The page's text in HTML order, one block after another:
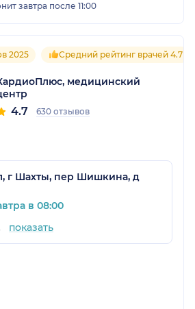
завтра после 11:00
2025 Средний рейтинг врачей 4.7
медицинский
4.7 630 отзывов
г Шахты, пер Шишкина, д
в 08:00
показать